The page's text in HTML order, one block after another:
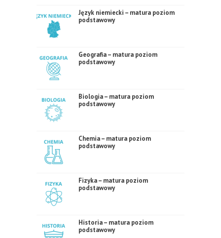
Język niemiecki – matura poziom
podstawowy
Geografia – matura poziom
podstawowy
Biologia – matura poziom
podstawowy
Chemia – matura poziom
podstawowy
Fizyka – matura poziom
podstawowy
Historia – matura poziom
podstawowy